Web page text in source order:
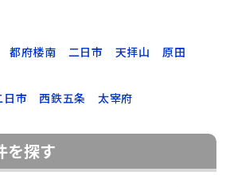
都府楼南 二日市 天拝山
原田
日市 西鉄五条 太宰府
を探す